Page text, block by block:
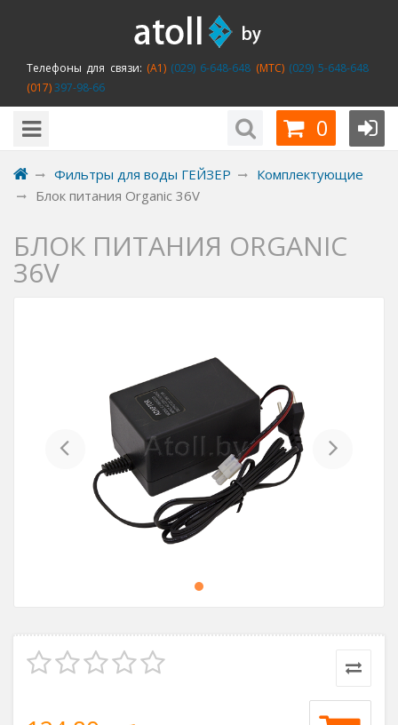
Телефоны для связи: (A1)(029) 6-648-648 (MTC)(029) 5-648-648
(017)397-98-66
0
Фильтры для воды ГЕЙЗЕР
Комплектующие
Блок питания Organic 36V
БЛОК ПИТАНИЯ ORGANIC
36V
Previous